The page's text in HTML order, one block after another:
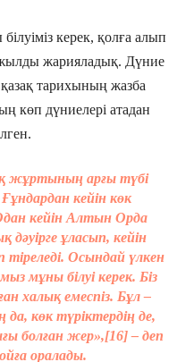
керек, қолға алып
жарияладық. Дүние
тарихының жазба
көп дүниелері атадан
жұртының арғы түбі
кейін көк
кейін Алтын Орда
ұласып, кейін
тіреледі. Осындай үлкен
мұны білуі керек. Біз
халық емеспіз. Бұл –
көк түріктердің де,
болған жер»,[16] – деп
оралады.